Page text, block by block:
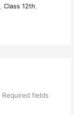
, Class 12th,
Required fields